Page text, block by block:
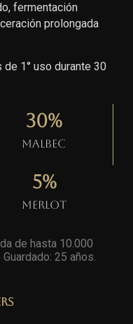
fermentación
prolongada
1° uso durante 30
Malbec
30%
Merlot
5%
de hasta 10.000
25 años.